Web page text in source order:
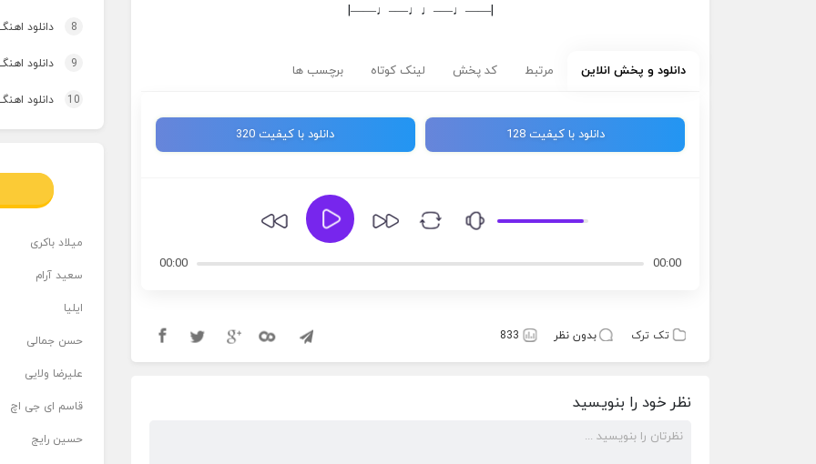
|——♩—–♩♩—–♩——|
دانلود و پخش انلاین مرتبط کد پخش لینک کوتاه برچسب ها
دانلود با کیفیت 128 دانلود با کیفیت 320
00:00
00:00
تک ترک بدون نظر 833
نظر خود را بنویسید
8 دانلود
9 دانلود
10 دانلود
میلاد باکری
سعید آرام
ایلیا
حسن جمالی
علیرضا ولایی
قاسم ای جی اچ
حسین رایج